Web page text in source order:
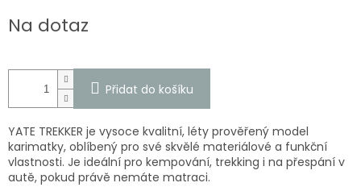
cena:
Na dotaz
Přidat do košíku
YATE TREKKER je vysoce kvalitní, léty prověřený model
karimatky, oblíbený pro své skvělé materiálové a funkční
vlastnosti. Je ideální pro kempování, trekking i na přespání v
autě, pokud právě nemáte matraci.